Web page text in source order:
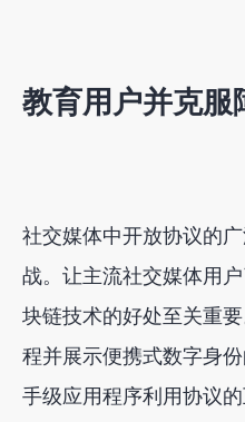
教育用户并克服
社交媒体中开放协议的
战。让主流社交媒体用
块链技术的好处至关重
程并展示便携式数字身
手级应用程序利用协议